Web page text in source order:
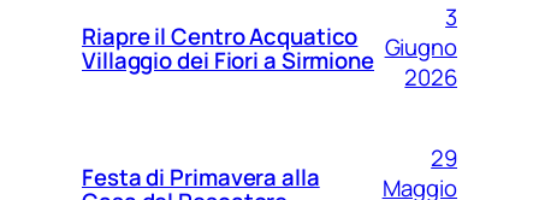
Riapre il Centro Acquatico
Villaggio dei Fiori a Sirmione
3
Giugno
2026
Festa di Primavera alla
29
Maggio